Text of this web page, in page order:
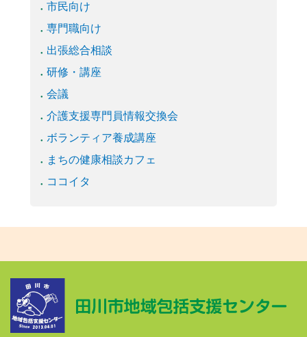
市民向け
専門職向け
出張総合相談
研修・講座
会議
介護支援専門員情報交換会
ボランティア養成講座
まちの健康相談カフェ
ココイタ